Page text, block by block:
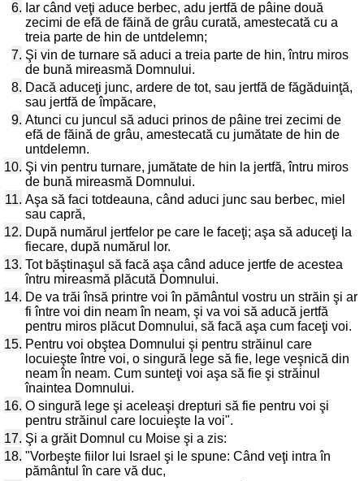
6. Iar când veţi aduce berbec, adu jertfă de pâine două
zecimi de efă de făină de grâu curată, amestecată cu a
treia parte de hin de untdelemn;
7. Şi vin de turnare să aduci a treia parte de hin, întru miros
de bună mireasmă Domnului.
8. Dacă aduceţi junc, ardere de tot, sau jertfă de făgăduinţă,
sau jertfă de împăcare,
9. Atunci cu juncul să aduci prinos de pâine trei zecimi de
efă de făină de grâu, amestecată cu jumătate de hin de
untdelemn.
10. Şi vin pentru turnare, jumătate de hin la jertfă, întru miros
de bună mireasmă Domnului.
11. Aşa să faci totdeauna, când aduci junc sau berbec, miel
sau capră,
12. După numărul jertfelor pe care le faceţi; aşa să aduceţi la
fiecare, după numărul lor.
13. Tot băştinaşul să facă aşa când aduce jertfe de acestea
întru mireasmă plăcută Domnului.
14. De va trăi însă printre voi în pământul vostru un străin şi ar
fi între voi din neam în neam, şi va voi să aducă jertfă
pentru miros plăcut Domnului, să facă aşa cum faceţi voi.
15. Pentru voi obştea Domnului şi pentru străinul care
locuieşte între voi, o singură lege să fie, lege veşnică din
neam în neam. Cum sunteţi voi aşa să fie şi străinul
înaintea Domnului.
16. O singură lege şi aceleaşi drepturi să fie pentru voi şi
pentru străinul care locuieşte la voi".
17. Şi a grăit Domnul cu Moise şi a zis:
18. "Vorbeşte fiilor lui Israel şi le spune: Când veţi intra în
pământul în care vă duc,